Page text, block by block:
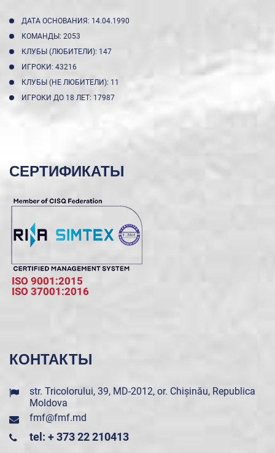
ДАТА ОСНОВАНИЯ: 14.04.1990
КОМАНДЫ: 2053
КЛУБЫ (ЛЮБИТЕЛИ): 147
ИГРОКИ: 43216
КЛУБЫ (НЕ ЛЮБИТЕЛИ): 11
ИГРОКИ ДО 18 ЛЕТ: 17987
СЕРТИФИКАТЫ
ISO 9001:2015
ISO 37001:2016
КОНТАКТЫ
str. Tricolorului, 39, MD-2012, or. Chișinău, Republica
Moldova
fmf@fmf.md
tel: + 373 22 210413